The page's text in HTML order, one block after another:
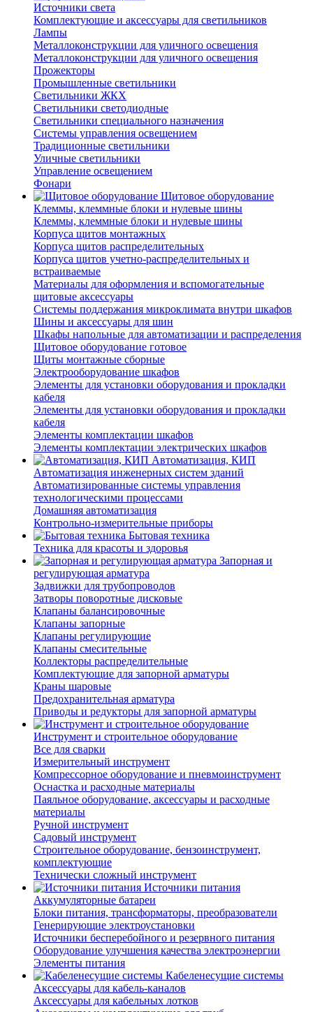
Источники света
Комплектующие и аксессуары для светильников
Лампы
Металлоконструкции для уличного освещения
Металлоконструкции для уличного освещения
Прожекторы
Промышленные светильники
Светильники ЖКХ
Светильники светодиодные
Светильники специального назначения
Системы управления освещением
Традиционные светильники
Уличные светильники
Управление освещением
Фонари
Щитовое оборудование
Клеммы, клеммные блоки и нулевые шины
Клеммы, клеммные блоки и нулевые шины
Корпуса щитов монтажных
Корпуса щитов распределительных
Корпуса щитов учетно-распределительных и
встраиваемые
Материалы для оформления и вспомогательные
щитовые аксессуары
Системы поддержания микроклимата внутри шкафов
Шины и аксессуары для шин
Шкафы напольные для автоматизации и распределения
Щитовое оборудование готовое
Щиты монтажные сборные
Электрооборудование шкафов
Элементы для установки оборудования и прокладки
кабеля
Элементы для установки оборудования и прокладки
кабеля
Элементы комплектации шкафов
Элементы комплектации электрических шкафов
Автоматизация, КИП
Автоматизация инженерных систем зданий
Автоматизированные системы управления
технологическими процессами
Домашняя автоматизация
Контрольно-измерительные приборы
Бытовая техника
Техника для красоты и здоровья
Запорная и
регулирующая арматура
Задвижки для трубопроводов
Затворы поворотные дисковые
Клапаны балансировочные
Клапаны запорные
Клапаны регулирующие
Клапаны смесительные
Коллекторы распределительные
Комплектующие для запорной арматуры
Краны шаровые
Предохранительная арматура
Приводы и редукторы для запорной арматуры
Инструмент и строительное оборудование
Все для сварки
Измерительный инструмент
Компрессорное оборудование и пневмоинструмент
Оснастка и расходные материалы
Паяльное оборудование, аксессуары и расходные
материалы
Ручной инструмент
Садовый инструмент
Строительное оборудование, бензоинструмент,
комплектующие
Технически сложный инструмент
Источники питания
Аккумуляторные батареи
Блоки питания, трансформаторы, преобразователи
Генерирующие электроустановки
Источники бесперебойного и резервного питания
Оборудование улучшения качества электроэнергии
Элементы питания
Кабеленесущие системы
Аксессуары для кабель-каналов
Аксессуары для кабельных лотков